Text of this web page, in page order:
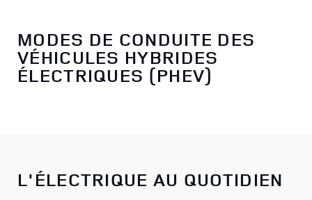
MODES DE CONDUITE DES
VÉHICULES HYBRIDES
ÉLECTRIQUES (PHEV)
L'ÉLECTRIQUE AU QUOTIDIEN